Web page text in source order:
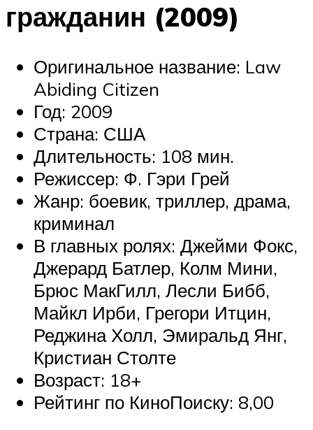
гражданин (2009)
Оригинальное название: Law
Abiding Citizen
Год: 2009
Страна: США
Длительность: 108 мин.
Режиссер: Ф. Гэри Грей
Жанр: боевик, триллер, драма,
криминал
В главных ролях: Джейми Фокс,
Джерард Батлер, Колм Мини,
Брюс МакГилл, Лесли Бибб,
Майкл Ирби, Грегори Итцин,
Реджина Холл, Эмиральд Янг,
Кристиан Столте
Возраст: 18+
Рейтинг по КиноПоиску: 8,00